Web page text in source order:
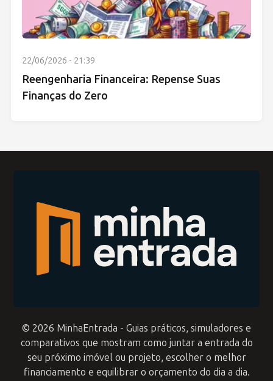
22/06/2026 - 21:39
Reengenharia Financeira: Repense Suas
Finanças do Zero
© 2026 MinhaEntrada - Guias práticos, simuladores e
comparativos que mostram como juntar a entrada do
seu próximo imóvel ou projeto, escolher o melhor
financiamento e equilibrar o orçamento do dia a dia.